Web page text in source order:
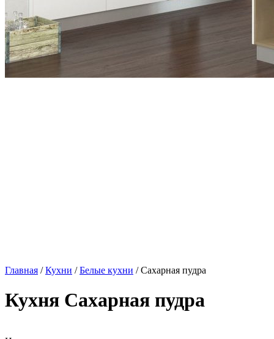
Главная /Кухни /Белые кухни / Сахарная пудра
Кухня Сахарная пудра